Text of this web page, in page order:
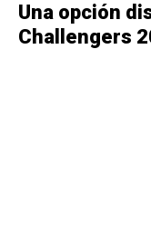
Una opción
Challengers